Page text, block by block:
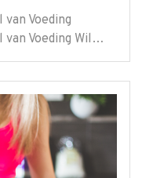
Voeding
van Voeding Wil…